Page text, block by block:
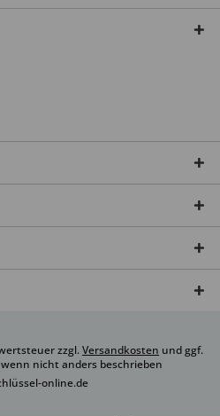
zzgl.Versandkosten und ggf.
nicht anders beschrieben
online.de